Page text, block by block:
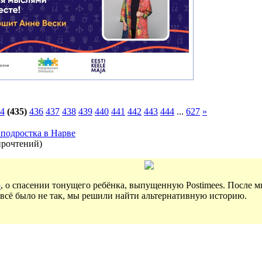
(435) 436 437 438 439 440 441 442 443 444 ... 627 »
в Нарве
)
, о спасении тонущего ребёнка, выпущенную Postimees. После
было не так, мы решили найти альтернативную историю.